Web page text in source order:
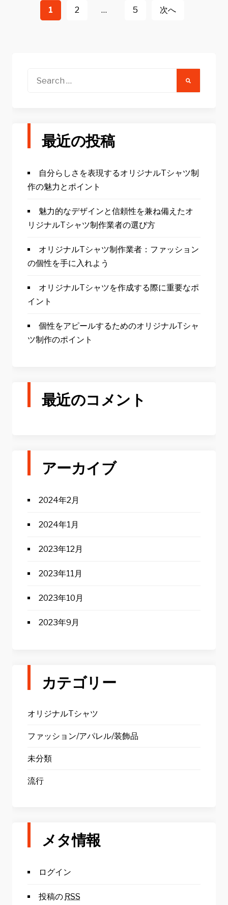
1 2 … 5 次へ
Search
最近の投稿
自分らしさを表現するオリジナルTシャツ制
作の魅力とポイント
魅力的なデザインと信頼性を兼ね備えたオ
リジナルTシャツ制作業者の選び方
オリジナルTシャツ制作業者：ファッション
の個性を手に入れよう
オリジナルTシャツを作成する際に重要なポ
イント
個性をアピールするためのオリジナルTシャ
ツ制作のポイント
最近のコメント
アーカイブ
2024年2月
2024年1月
2023年12月
2023年11月
2023年10月
2023年9月
カテゴリー
オリジナルTシャツ
ファッション/アパレル/装飾品
未分類
流行
メタ情報
ログイン
投稿の RSS